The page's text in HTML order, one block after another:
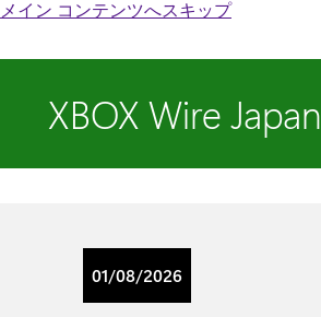
メイン コンテンツへスキップ
XBOX Wire Japan
01/08/2026